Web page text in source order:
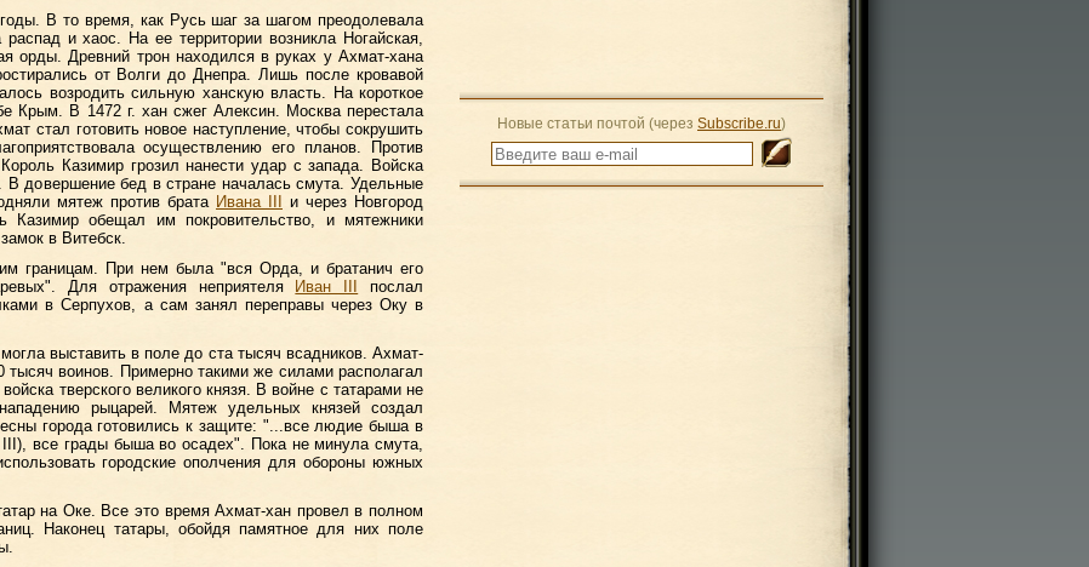
В то время, как Русь шаг за шагом преодолевала
и хаос. На ее территории возникла Ногайская,
орды. Древний трон находился в руках у Ахмат-хана
от Волги до Днепра. Лишь после кровавой
возродить сильную ханскую власть. На короткое
Крым. В 1472 г. хан сжег Алексин. Москва перестала
стал готовить новое наступление, чтобы сокрушить
осуществлению его планов. Против
Казимир грозил нанести удар с запада. Войска
В довершение бед в стране началась смута. Удельные
мятеж против брата Ивана III
и через Новгород
Казимир обещал им покровительство, и мятежники
в Витебск.
границам. При нем была "вся Орда, и братанич его
Для отражения неприятеля
Иван III
послал
в Серпухов, а сам занял переправы через Оку в
выставить в поле до ста тысяч всадников. Ахмат-
тысяч воинов. Примерно такими же силами располагал
тверского великого князя. В войне с татарами не
рыцарей. Мятеж удельных князей создал
города готовились к защите: "...все людие быша в
III), все грады быша во осадех". Пока не минула смута,
городские ополчения для обороны южных
на Оке. Все это время Ахмат-хан провел в полном
Наконец татары, обойдя памятное для них поле
Новые статьи почтой (через Subscribe.ru)